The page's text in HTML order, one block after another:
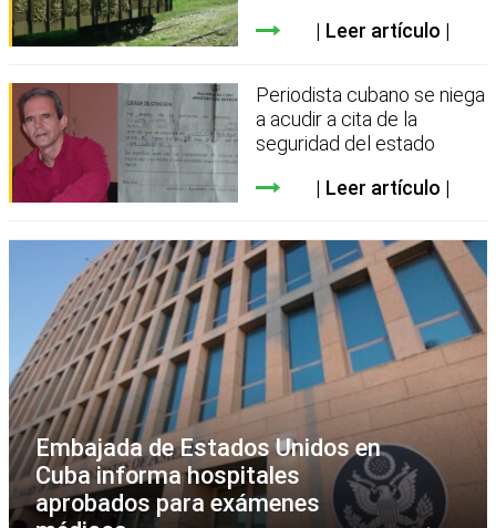
Leer artículo
Periodista cubano se niega
a acudir a cita de la
seguridad del estado
Leer artículo
Embajada de Estados Unidos en
Cuba informa hospitales
aprobados para exámenes